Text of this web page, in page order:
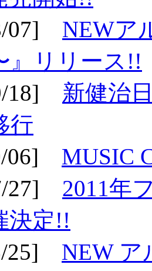
07] NEWア
』リリース!!
18] 新健治
行
06] MUSIC
27] 2011年
決定!!
25] NEW